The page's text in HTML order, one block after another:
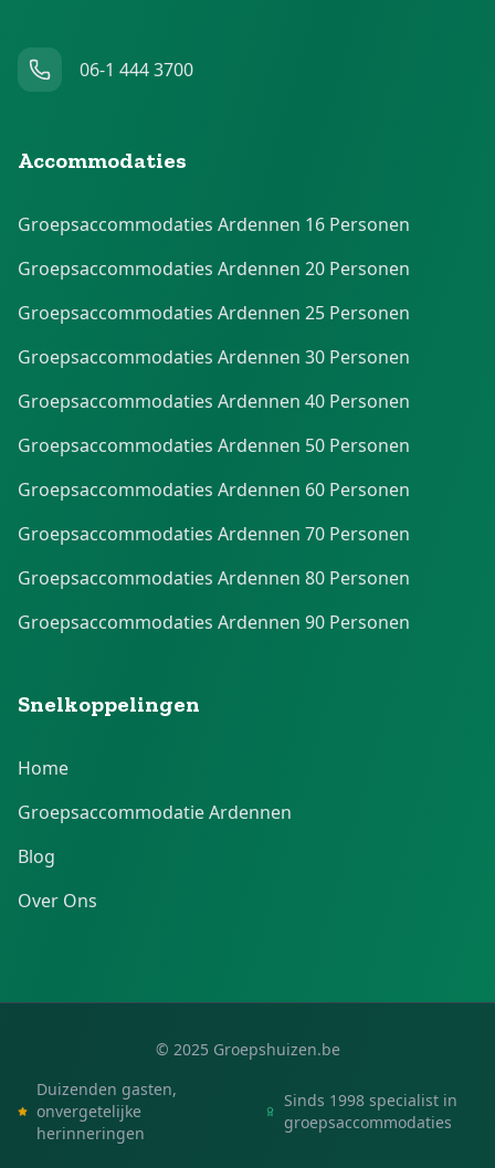
06-1 444 3700
Accommodaties
Groepsaccommodaties Ardennen 16 Personen
Groepsaccommodaties Ardennen 20 Personen
Groepsaccommodaties Ardennen 25 Personen
Groepsaccommodaties Ardennen 30 Personen
Groepsaccommodaties Ardennen 40 Personen
Groepsaccommodaties Ardennen 50 Personen
Groepsaccommodaties Ardennen 60 Personen
Groepsaccommodaties Ardennen 70 Personen
Groepsaccommodaties Ardennen 80 Personen
Groepsaccommodaties Ardennen 90 Personen
Snelkoppelingen
Home
Groepsaccommodatie Ardennen
Blog
Over Ons
© 2025 Groepshuizen.be
Duizenden gasten,
onvergetelijke
herinneringen
Sinds 1998 specialist in
groepsaccommodaties